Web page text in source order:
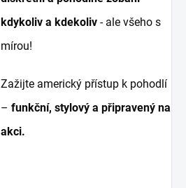
kdykoliv a kdekoliv - ale všeho s
mírou!
Zažijte americký přístup k pohodlí
–funkční, stylový a připravený na
akci.